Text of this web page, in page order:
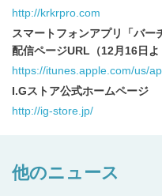
http://krkrpro.com
スマートフォンアプリ「バー
配信ページURL（12月16日よ
https://itunes.apple.com/us/
I.Gストア公式ホームページ
http://ig-store.jp/
他のニュース